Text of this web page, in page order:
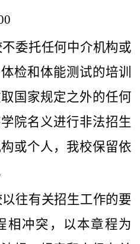
不委托任何中介机构或
检和体能测试的培训
国家规定之外的任何
院名义进行非法招生
或个人，我校保留依
以往有关招生工作的要
相冲突，以本章程为